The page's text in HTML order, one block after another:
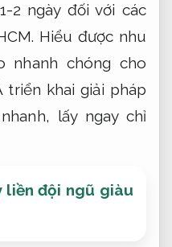
2 ngày đối với các
Hiểu được nhu
nhanh chóng cho
triển khai giải pháp
lấy ngay chỉ
liền đội ngũ giàu